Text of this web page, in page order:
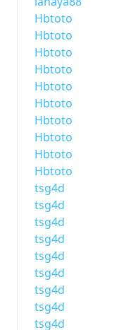
Hbtoto
Hbtoto
Hbtoto
Hbtoto
Hbtoto
Hbtoto
Hbtoto
Hbtoto
Hbtoto
Hbtoto
tsg4d
tsg4d
tsg4d
tsg4d
tsg4d
tsg4d
tsg4d
tsg4d
tsg4d